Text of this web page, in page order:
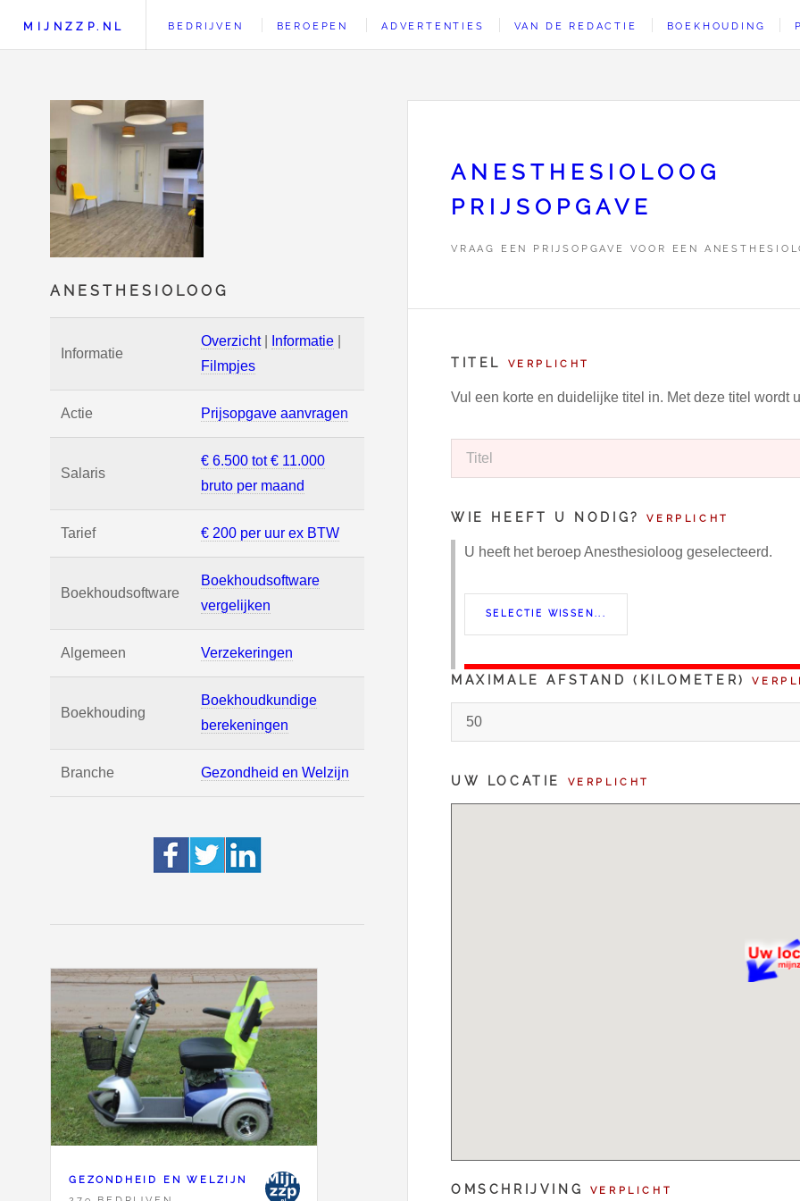
ANESTHESIOLOOG
Informatie
Overzicht| Informatie
Filmpjes
Actie Prijsopgave aanvragen
Salaris
€ 6.500 tot € 11.000
bruto per maand
Tarief € 200 per uur ex BTW
Boekhoudsoftware
Boekhoudsoftware
vergelijken
Algemeen Verzekeringen
Boekhouding
Boekhoudkundige
berekeningen
Branche Gezondheid en Welzijn
GEZONDHEID EN WELZIJN
MIJNZZP.NL BEDRIJVEN BEROEPEN ADVERTENTIES VAN DE REDACTIE BOEKHOUDING
ANESTHESIOLOOG
PRIJSOPGAVE
VRAAG EEN PRIJSOPGAVE VOOR EEN
TITEL VERPLICHT
Vul een korte en duidelijke titel in. Met deze titel wordt
WIE HEEFT U NODIG?VERPLICHT
U heeft het beroep Anesthesioloog geselecteerd.
MAXIMALE AFSTAND (KILOMETER)
UW LOCATIE VERPLICHT
OMSCHRIJVING VERPLICHT